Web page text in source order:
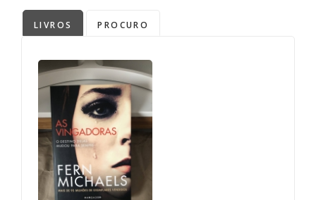
LIVROS PROCURO